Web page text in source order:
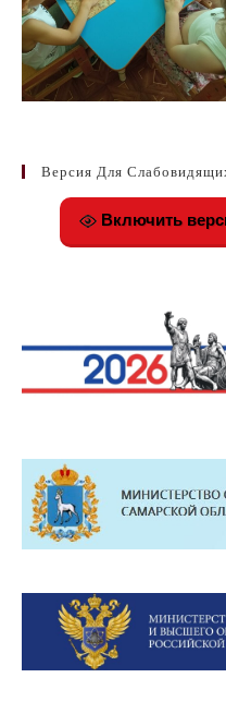
Версия Для
Включить